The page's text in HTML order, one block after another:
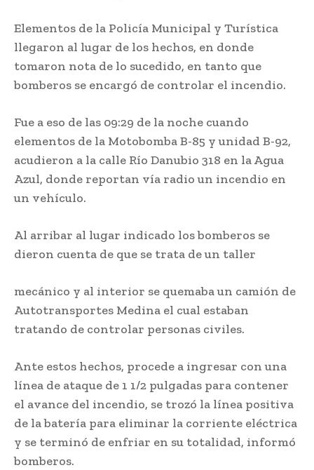
Elementos de la Policía Municipal y Turística
llegaron al lugar de los hechos, en donde
tomaron nota de lo sucedido, en tanto que
bomberos se encargó de controlar el incendio.
Fue a eso de las 09:29 de la noche cuando
elementos de la Motobomba B-85 y unidad B-92,
acudieron a la calle Río Danubio 318 en la Agua
Azul, donde reportan vía radio un incendio en
un vehículo.
Al arribar al lugar indicado los bomberos se
dieron cuenta de que se trata de un taller
mecánico y al interior se quemaba un camión de
Autotransportes Medina el cual estaban
tratando de controlar personas civiles.
Ante estos hechos, procede a ingresar con una
línea de ataque de 1 1/2 pulgadas para contener
el avance del incendio, se trozó la línea positiva
de la batería para eliminar la corriente eléctrica
y se terminó de enfriar en su totalidad, informó
bomberos.